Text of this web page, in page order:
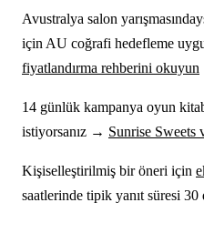
Avustralya salon
için AU coğrafi hedefleme
fiyatlandırma rehberini okuyun
14 günlük kampanya oyun
istiyorsanız → Sunrise Sweets
Kişiselleştirilmiş bir öneri için
saatlerinde tipik yanıt süresi 30